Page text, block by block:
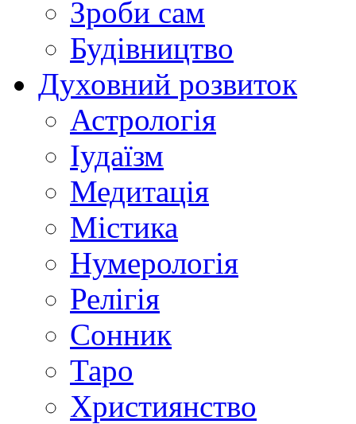
Зроби сам
Будівництво
Духовний розвиток
Астрологія
Іудаїзм
Медитація
Містика
Нумерологія
Релігія
Сонник
Таро
Християнство